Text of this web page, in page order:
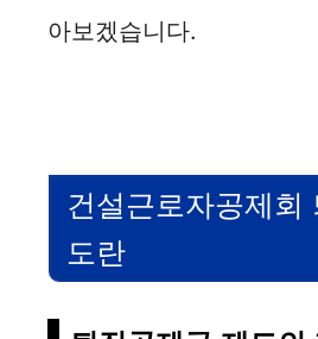
아보겠습니다.
건설근로자공제회
도란